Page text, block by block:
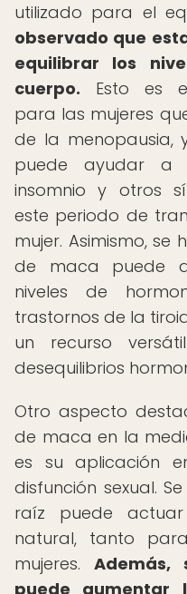
utilizado para el
observado que
equilibrar los
cuerpo. Esto es
para las mujeres
de la
puede ayudar a
insomnio y otros
este periodo de
mujer. Asimismo,
de maca puede
niveles de
trastornos de la
un recurso
desequilibrios
Otro aspecto
de maca en la
es su aplicación
disfunción sexual.
raíz puede
natural, tanto
mujeres.
puede